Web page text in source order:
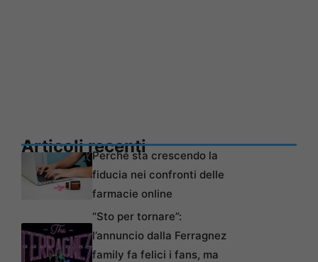
Articoli recentiPerché sta crescendo la
fiducia nei confronti delle
farmacie online
“Sto per tornare”:
l’annuncio dalla Ferragnez
family fa felici i fans, ma